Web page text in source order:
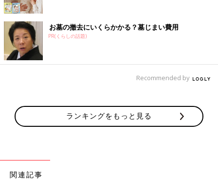
お墓の撤去にいくらかかる？墓じまい費用
PR(くらしの話題)
Recommended by
ランキングをもっと見る
関連記事